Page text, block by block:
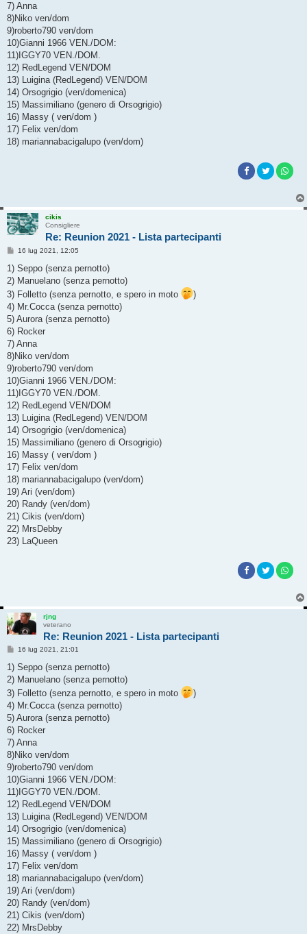
7) Anna
8)Niko ven/dom
9)roberto790 ven/dom
10)Gianni 1966 VEN./DOM:
11)IGGY70 VEN./DOM.
12) RedLegend VEN/DOM
13) Luigina (RedLegend) VEN/DOM
14) Orsogrigio (ven/domenica)
15) Massimiliano (genero di Orsogrigio)
16) Massy ( ven/dom )
17) Felix ven/dom
18) mariannabacigalupo (ven/dom)
cikis
Consigliere
Re: Reunion 2021 - Lista partecipanti
M
s
a
g
g
o
16 lug 2021, 12:05
1) Seppo (senza pernotto)
2) Manuelano (senza pernotto)
3) Folletto (senza pernotto, e spero in moto
)
4) Mr.Cocca (senza pernotto)
5) Aurora (senza pernotto)
6) Rocker
7) Anna
8)Niko ven/dom
9)roberto790 ven/dom
10)Gianni 1966 VEN./DOM:
11)IGGY70 VEN./DOM.
12) RedLegend VEN/DOM
13) Luigina (RedLegend) VEN/DOM
14) Orsogrigio (ven/domenica)
15) Massimiliano (genero di Orsogrigio)
16) Massy ( ven/dom )
17) Felix ven/dom
18) mariannabacigalupo (ven/dom)
19) Ari (ven/dom)
20) Randy (ven/dom)
21) Cikis (ven/dom)
22) MrsDebby
23) LaQueen
rjng
veterano
Re: Reunion 2021 - Lista partecipanti
M
s
a
g
g
o
16 lug 2021, 21:01
1) Seppo (senza pernotto)
2) Manuelano (senza pernotto)
3) Folletto (senza pernotto, e spero in moto
)
4) Mr.Cocca (senza pernotto)
5) Aurora (senza pernotto)
6) Rocker
7) Anna
8)Niko ven/dom
9)roberto790 ven/dom
10)Gianni 1966 VEN./DOM:
11)IGGY70 VEN./DOM.
12) RedLegend VEN/DOM
13) Luigina (RedLegend) VEN/DOM
14) Orsogrigio (ven/domenica)
15) Massimiliano (genero di Orsogrigio)
16) Massy ( ven/dom )
17) Felix ven/dom
18) mariannabacigalupo (ven/dom)
19) Ari (ven/dom)
20) Randy (ven/dom)
21) Cikis (ven/dom)
22) MrsDebby